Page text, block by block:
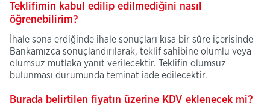
Teklifimin kabul edilip edilmediğini nasıl
öğrenebilirim?
İhale sona erdiğinde ihale sonuçları kısa bir süre içerisinde
Bankamızca sonuçlandırılarak, teklif sahibine olumlu veya
olumsuz mutlaka yanıt verilecektir. Teklifin olumsuz
bulunması durumunda teminat iade edilecektir.
Burada belirtilen fiyatın üzerine KDV eklenecek mi?